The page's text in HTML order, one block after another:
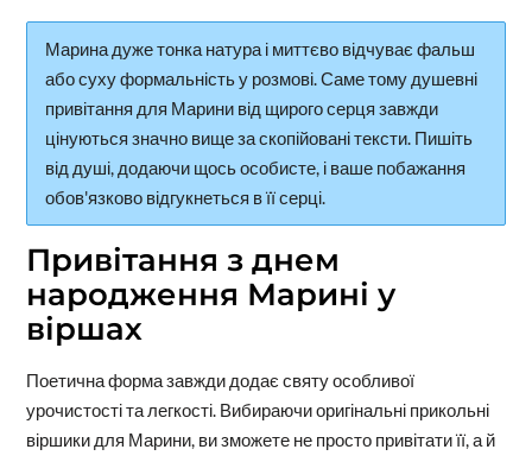
Марина дуже тонка натура і миттєво відчуває фальш
або суху формальність у розмові. Саме тому душевні
привітання для Марини від щирого серця завжди
цінуються значно вище за скопійовані тексти. Пишіть
від душі, додаючи щось особисте, і ваше побажання
обов'язково відгукнеться в її серці.
Привітання з днем
народження Марині у
віршах
Поетична форма завжди додає святу особливої
урочистості та легкості. Вибираючи оригінальні прикольні
віршики для Марини, ви зможете не просто привітати її, а й